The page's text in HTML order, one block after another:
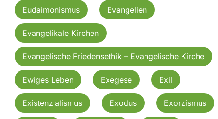
Eudaimonismus Evangelien
Evangelikale Kirchen
Evangelische Friedensethik – Evangelische Kirche
Ewiges Leben Exegese Exil
Existenzialismus Exodus Exorzismus